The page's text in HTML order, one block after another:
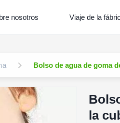
nosotros Viaje de la
Bolso de agua de goma
la